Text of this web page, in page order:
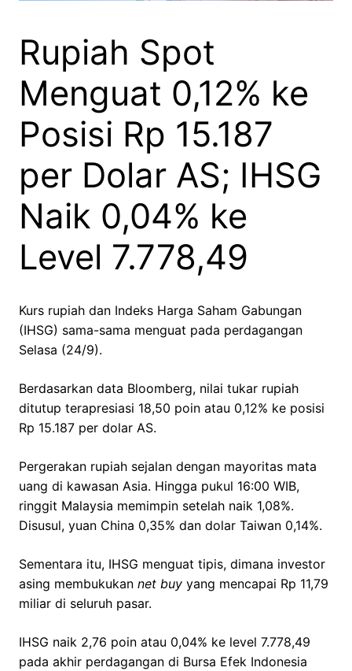
Rupiah Spot
Menguat 0,12% ke
Posisi Rp 15.187
per Dolar AS; IHSG
Naik 0,04% ke
Level 7.778,49
Kurs rupiah dan Indeks Harga Saham Gabungan
(IHSG) sama-sama menguat pada perdagangan
Selasa (24/9).
Berdasarkan data Bloomberg, nilai tukar rupiah
ditutup terapresiasi 18,50 poin atau 0,12% ke posisi
Rp 15.187 per dolar AS.
Pergerakan rupiah sejalan dengan mayoritas mata
uang di kawasan Asia. Hingga pukul 16:00 WIB,
ringgit Malaysia memimpin setelah naik 1,08%.
Disusul, yuan China 0,35% dan dolar Taiwan 0,14%.
Sementara itu, IHSG menguat tipis, dimana investor
asing membukukan net buy yang mencapai Rp 11,79
miliar di seluruh pasar.
IHSG naik 2,76 poin atau 0,04% ke level 7.778,49
pada akhir perdagangan di Bursa Efek Indonesia